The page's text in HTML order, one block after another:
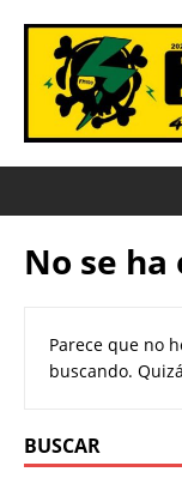
No se
Parece que no
buscando.
BUSCAR